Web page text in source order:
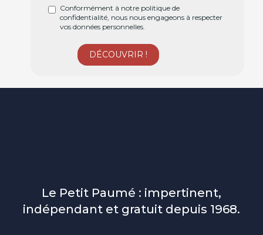
Conformément à notre politique de
confidentialité, nous nous engageons à respecter
vos données personnelles.
Le Petit Paumé : impertinent,
indépendant et gratuit depuis 1968.